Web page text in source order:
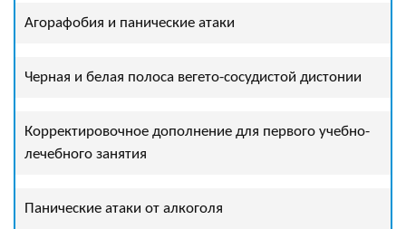
Агорафобия и панические атаки
Черная и белая полоса вегето-сосудистой дистонии
Корректировочное дополнение для первого учебно-
лечебного занятия
Панические атаки от алкоголя